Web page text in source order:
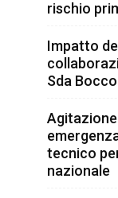
rischio
Impatto
Sda
tecnico
nazionale